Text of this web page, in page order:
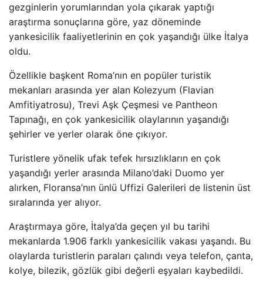
gezginlerin yorumlarından yola çıkarak yaptığı
araştırma sonuçlarına göre, yaz döneminde
yankesicilik faaliyetlerinin en çok yaşandığı ülke İtalya
oldu.
Özellikle başkent Roma’nın en popüler turistik
mekanları arasında yer alan Kolezyum (Flavian
Amfitiyatrosu), Trevi Aşk Çeşmesi ve Pantheon
Tapınağı, en çok yankesicilik olaylarının yaşandığı
şehirler ve yerler olarak öne çıkıyor.
Turistlere yönelik ufak tefek hırsızlıkların en çok
yaşandığı yerler arasında Milano’daki Duomo yer
alırken, Floransa’nın ünlü Uffizi Galerileri de listenin üst
sıralarında yer alıyor.
Araştırmaya göre, İtalya’da geçen yıl bu tarihi
mekanlarda 1.906 farklı yankesicilik vakası yaşandı. Bu
olaylarda turistlerin paraları çalındı ​​veya telefon, çanta,
kolye, bilezik, gözlük gibi değerli eşyaları kaybedildi.